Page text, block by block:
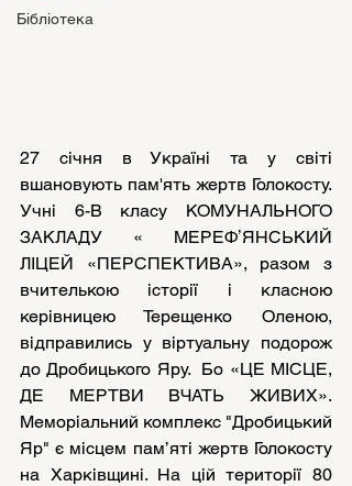
Бібліотека
27 січня в Україні та у світі
вшановують пам'ять жертв Голокосту.
Учні 6-В класу КОМУНАЛЬНОГО
ЗАКЛАДУ « МЕРЕФʼЯНСЬКИЙ
ЛІЦЕЙ «ПЕРСПЕКТИВА», разом з
вчителькою історії і класною
керівницею Терещенко Оленою,
відправились у віртуальну подорож
до Дробицького Яру.  Бо «ЦЕ МІСЦЕ,
ДЕ МЕРТВИ ВЧАТЬ ЖИВИХ».
Меморіальний комплекс "Дробицький
Яр" є місцем пам’яті жертв Голокосту
на Харківщині. На цій території 80